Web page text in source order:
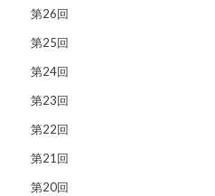
第26回
第25回
第24回
第23回
第22回
第21回
第20回